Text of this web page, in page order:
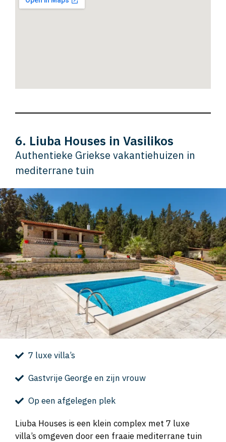
6. Liuba Houses in Vasilikos
Authentieke Griekse vakantiehuizen in
mediterrane tuin
7 luxe villa’s
Gastvrije George en zijn vrouw
Op een afgelegen plek
Liuba Houses is een klein complex met 7 luxe
villa’s omgeven door een fraaie mediterrane tuin